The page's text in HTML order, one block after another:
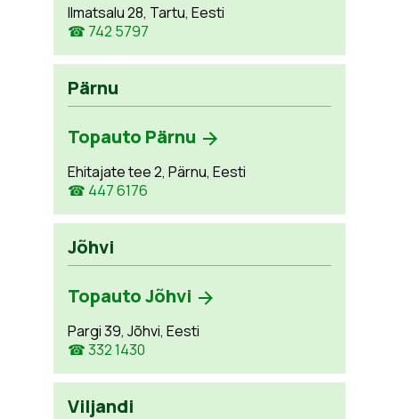
Ilmatsalu 28, Tartu, Eesti
☎ 742 5797
Pärnu
Topauto Pärnu
Ehitajate tee 2, Pärnu, Eesti
☎ 447 6176
Jõhvi
Topauto Jõhvi
Pargi 39, Jõhvi, Eesti
☎ 332 1430
Viljandi